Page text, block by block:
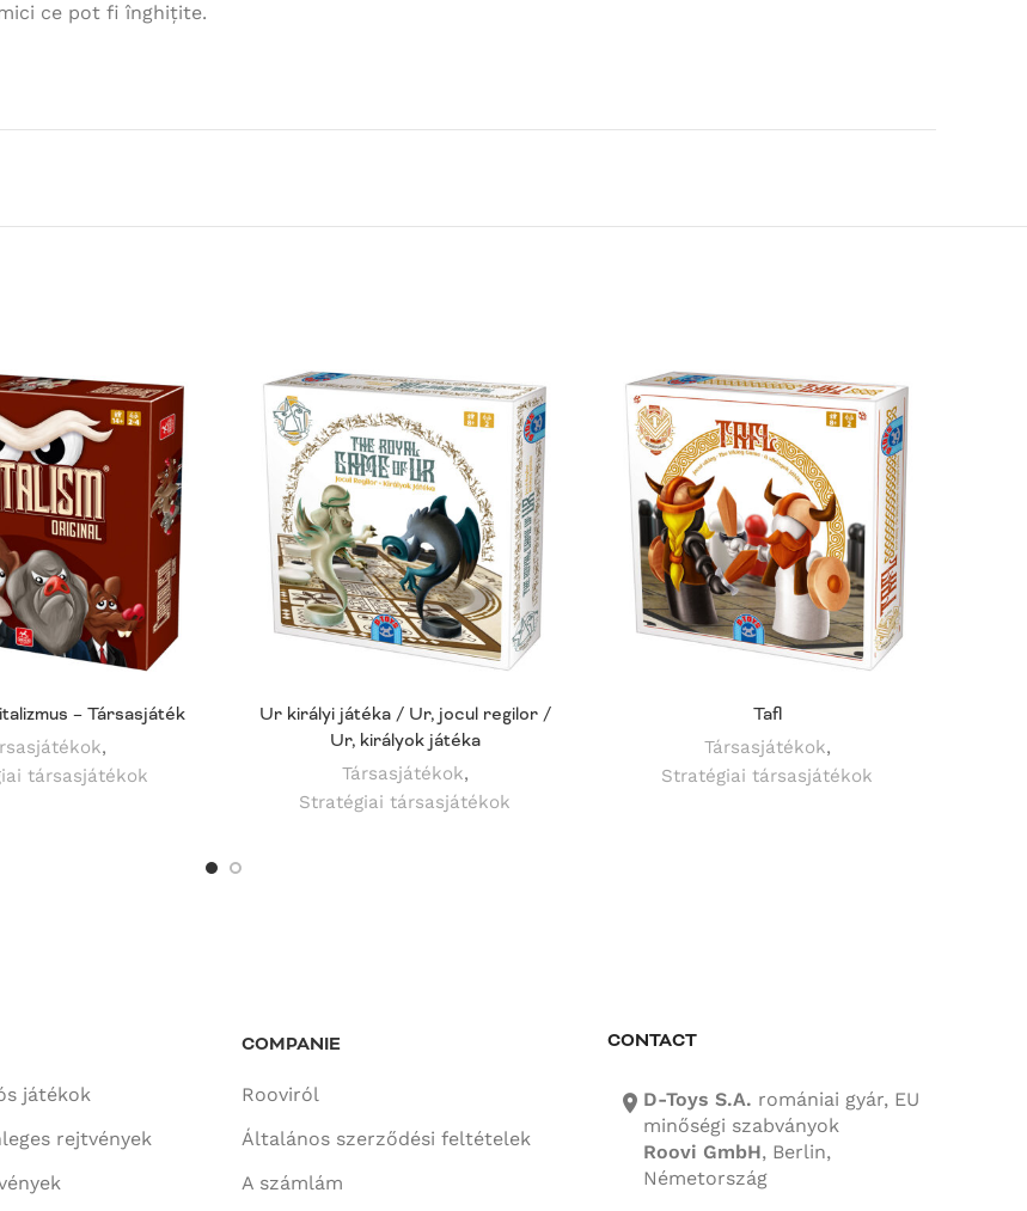
ce pot fi înghițite.
– Társasjáték
,
társasjátékok
Ur királyi játéka / Ur, jocul regilor /
Ur, királyok játéka
Társasjátékok,
Stratégiai társasjátékok
Tafl
Társasjátékok,
Stratégiai társasjátékok
játékok
rejtvények
COMPANIE
Rooviról
Általános szerződési feltételek
A számlám
CONTACT
location-icon D-Toys S.A. romániai gyár, EU
minőségi szabványok
Roovi GmbH, Berlin,
Németország